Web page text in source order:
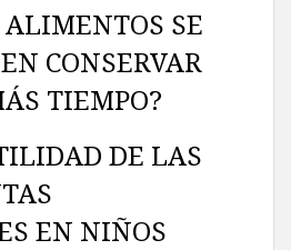
ALIMENTOS SE
CONSERVAR
TIEMPO?
DE LAS
EN NIÑOS